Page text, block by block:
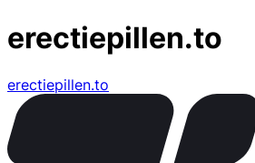
erectiepillen.to
erectiepillen.to